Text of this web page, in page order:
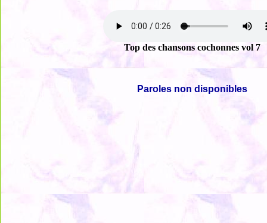
Top des chansons cochonnes vol 7
Paroles non disponibles